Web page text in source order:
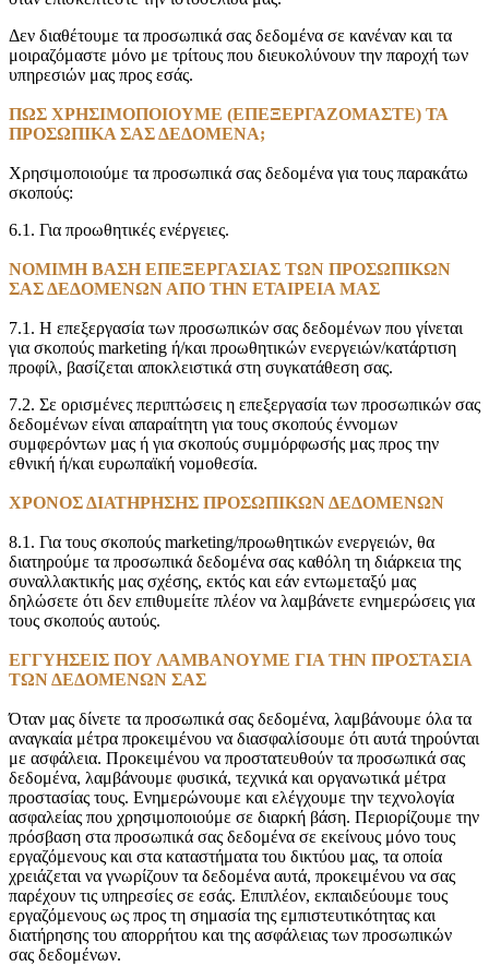
Δεν διαθέτουμε τα προσωπικά σας δεδομένα σε κανέναν και τα
μοιραζόμαστε μόνο με τρίτους που διευκολύνουν την παροχή των
υπηρεσιών μας προς εσάς.
ΠΩΣ ΧΡΗΣΙΜΟΠΟΙΟΥΜΕ (ΕΠΕΞΕΡΓΑΖΟΜΑΣΤΕ) ΤΑ
ΠΡΟΣΩΠΙΚΑ ΣΑΣ ΔΕΔΟΜΕΝΑ;
Χρησιμοποιούμε τα προσωπικά σας δεδομένα για τους παρακάτω
σκοπούς:
6.1. Για προωθητικές ενέργειες.
ΝΟΜΙΜΗ ΒΑΣΗ ΕΠΕΞΕΡΓΑΣΙΑΣ ΤΩΝ ΠΡΟΣΩΠΙΚΩΝ
ΣΑΣ ΔΕΔΟΜΕΝΩΝ ΑΠΟ ΤΗΝ ΕΤΑΙΡΕΙΑ ΜΑΣ
7.1. Η επεξεργασία των προσωπικών σας δεδομένων που γίνεται
για σκοπούς marketing ή/και προωθητικών ενεργειών/κατάρτιση
προφίλ, βασίζεται αποκλειστικά στη συγκατάθεση σας.
7.2. Σε ορισμένες περιπτώσεις η επεξεργασία των προσωπικών σας
δεδομένων είναι απαραίτητη για τους σκοπούς έννομων
συμφερόντων μας ή για σκοπούς συμμόρφωσής μας προς την
εθνική ή/και ευρωπαϊκή νομοθεσία.
ΧΡΟΝΟΣ ΔΙΑΤΗΡΗΣΗΣ ΠΡΟΣΩΠΙΚΩΝ ΔΕΔΟΜΕΝΩΝ
8.1. Για τους σκοπούς marketing/προωθητικών ενεργειών, θα
διατηρούμε τα προσωπικά δεδομένα σας καθόλη τη διάρκεια της
συναλλακτικής μας σχέσης, εκτός και εάν εντωμεταξύ μας
δηλώσετε ότι δεν επιθυμείτε πλέον να λαμβάνετε ενημερώσεις για
τους σκοπούς αυτούς.
ΕΓΓΥΗΣΕΙΣ ΠΟΥ ΛΑΜΒΑΝΟΥΜΕ ΓΙΑ ΤΗΝ ΠΡΟΣΤΑΣΙΑ
ΤΩΝ ΔΕΔΟΜΕΝΩΝ ΣΑΣ
Όταν μας δίνετε τα προσωπικά σας δεδομένα, λαμβάνουμε όλα τα
αναγκαία μέτρα προκειμένου να διασφαλίσουμε ότι αυτά τηρούνται
με ασφάλεια. Προκειμένου να προστατευθούν τα προσωπικά σας
δεδομένα, λαμβάνουμε φυσικά, τεχνικά και οργανωτικά μέτρα
προστασίας τους. Ενημερώνουμε και ελέγχουμε την τεχνολογία
ασφαλείας που χρησιμοποιούμε σε διαρκή βάση. Περιορίζουμε την
πρόσβαση στα προσωπικά σας δεδομένα σε εκείνους μόνο τους
εργαζόμενους και στα καταστήματα του δικτύου μας, τα οποία
χρειάζεται να γνωρίζουν τα δεδομένα αυτά, προκειμένου να σας
παρέχουν τις υπηρεσίες σε εσάς. Επιπλέον, εκπαιδεύουμε τους
εργαζόμενους ως προς τη σημασία της εμπιστευτικότητας και
διατήρησης του απορρήτου και της ασφάλειας των προσωπικών
σας δεδομένων.